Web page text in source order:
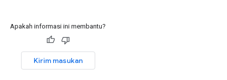
Apakah informasi ini membantu?
Kirim masukan